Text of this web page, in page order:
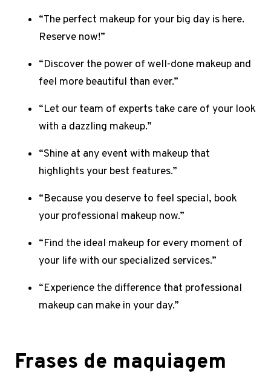
“The perfect makeup for your big day is here.
Reserve now!”
“Discover the power of well-done makeup and
feel more beautiful than ever.”
“Let our team of experts take care of your look
with a dazzling makeup.”
“Shine at any event with makeup that
highlights your best features.”
“Because you deserve to feel special, book
your professional makeup now.”
“Find the ideal makeup for every moment of
your life with our specialized services.”
“Experience the difference that professional
makeup can make in your day.”
Frases de maquiagem